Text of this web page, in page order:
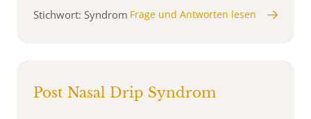
Stichwort: Syndrom Frage und Antworten lesen
Post Nasal Drip Syndrom